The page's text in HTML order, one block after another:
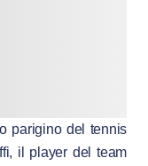
parigino del tennis
il player del team